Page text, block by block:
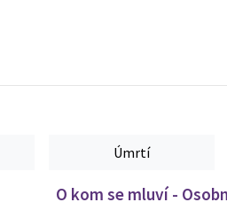
Úmrtí
O kom se mluví -